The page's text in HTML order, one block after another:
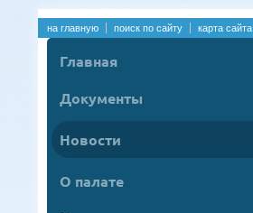
на главную поиск по сайту карта сайта
Главная
Документы
Новости
О палате